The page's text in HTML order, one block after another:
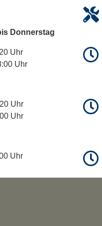
Donnerstag
Uhr
Uhr
Uhr
Uhr
Uhr